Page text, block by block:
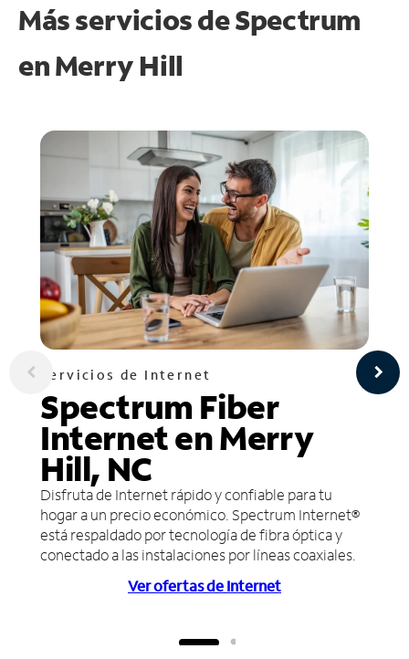
Más servicios de Spectrum
enMerry Hill
Servicios de Internet
Spectrum Fiber
Internet en Merry
Hill, NC
Disfruta de Internet rápido y confiable para tu
hogar a un precio económico. Spectrum Internet®
está respaldado por tecnología de fibra óptica y
conectado a las instalaciones por líneas coaxiales.
Ver ofertas de Internet